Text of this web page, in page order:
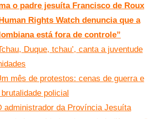
o padre jesuíta Francisco de Roux
Rights Watch denuncia que a
está fora de controle”
Duque, tchau’, canta a juventude
mês de protestos: cenas de guerra e
policial
administrador da Província Jesuíta